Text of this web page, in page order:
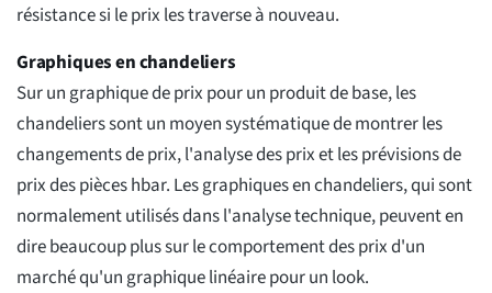
résistance si le prix les traverse à nouveau.
Graphiques en chandeliers
Sur un graphique de prix pour un produit de base, les
chandeliers sont un moyen systématique de montrer les
changements de prix, l'analyse des prix et les prévisions de
prix des pièces hbar. Les graphiques en chandeliers, qui sont
normalement utilisés dans l'analyse technique, peuvent en
dire beaucoup plus sur le comportement des prix d'un
marché qu'un graphique linéaire pour un look.